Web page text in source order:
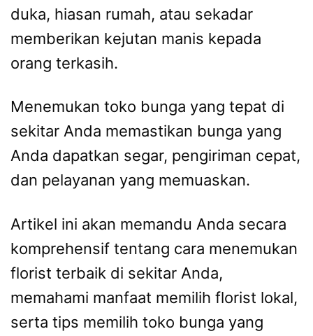
duka, hiasan rumah, atau sekadar
memberikan kejutan manis kepada
orang terkasih.
Menemukan toko bunga yang tepat di
sekitar Anda memastikan bunga yang
Anda dapatkan segar, pengiriman cepat,
dan pelayanan yang memuaskan.
Artikel ini akan memandu Anda secara
komprehensif tentang cara menemukan
florist terbaik di sekitar Anda,
memahami manfaat memilih florist lokal,
serta tips memilih toko bunga yang